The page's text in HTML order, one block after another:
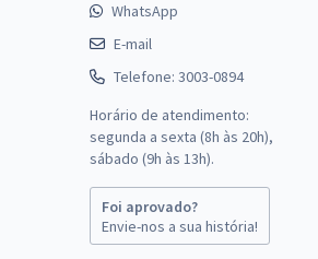
WhatsApp
E-mail
Telefone: 3003-0894
Horário de atendimento:
segunda a sexta (8h às 20h),
sábado (9h às 13h).
Foi aprovado?
Envie-nos a sua história!